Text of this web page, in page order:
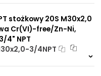
stożkowy 20S M30x2,0
Cr(VI)-free/Zn-Ni,
4" NPT
3/4NPT